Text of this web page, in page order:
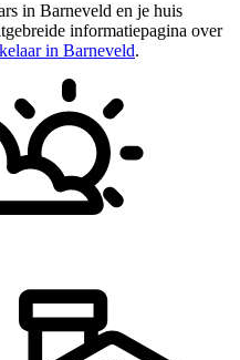
in Barneveld en je huis
informatiepagina over
in Barneveld.